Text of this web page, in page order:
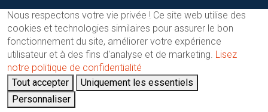
Nous respectons votre vie privée ! Ce site web utilise des
cookies et technologies similaires pour assurer le bon
fonctionnement du site, améliorer votre expérience
utilisateur et à des fins d'analyse et de marketing. Lisez
notre politique de confidentialité
Tout accepter
Uniquement les essentiels
Personnaliser